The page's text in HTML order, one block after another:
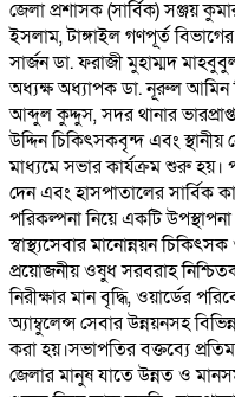
জেলা প্রশাসক (সার্বিক) সঞ্জয়
ইসলাম, টাঙ্গাইল গণপূর্ত
সার্জন ডা. ফরাজী মুহাম্মদ
অধ্যক্ষ অধ্যাপক ডা. নূরুল আমিন
আব্দুল কুদ্দুস, সদর থানার
উদ্দিন চিকিৎসকবৃন্দ এবং
মাধ্যমে সভার কার্যক্রম শুরু হয়।
দেন এবং হাসপাতালের সার্বিক
পরিকল্পনা নিয়ে একটি
স্বাস্থ্যসেবার মানোন্নয়ন
প্রয়োজনীয় ওষুধ সরবরাহ
নিরীক্ষার মান বৃদ্ধি, ওয়ার্ডের
অ্যাম্বুলেন্স সেবার উন্নয়নসহ
করা হয়।সভাপতির বক্তব্যে
জেলার মানুষ যাতে উন্নত ও